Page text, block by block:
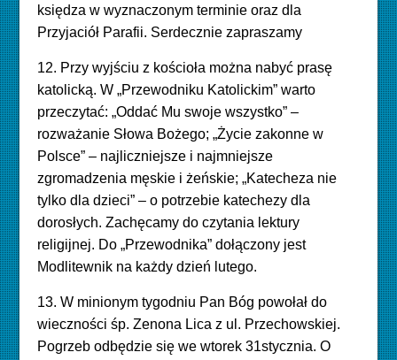
księdza w wyznaczonym terminie oraz dla
Przyjaciół Parafii. Serdecznie zapraszamy
12. Przy wyjściu z kościoła można nabyć prasę
katolicką. W „Przewodniku Katolickim” warto
przeczytać: „Oddać Mu swoje wszystko” –
rozważanie Słowa Bożego; „Życie zakonne w
Polsce” – najliczniejsze i najmniejsze
zgromadzenia męskie i żeńskie; „Katecheza nie
tylko dla dzieci” – o potrzebie katechezy dla
dorosłych. Zachęcamy do czytania lektury
religijnej. Do „Przewodnika” dołączony jest
Modlitewnik na każdy dzień lutego.
13. W minionym tygodniu Pan Bóg powołał do
wieczności śp. Zenona Lica z ul. Przechowskiej.
Pogrzeb odbędzie się we wtorek 31stycznia. O